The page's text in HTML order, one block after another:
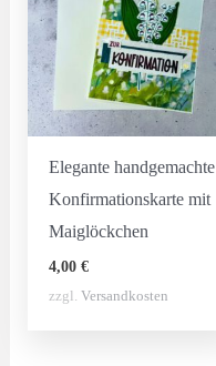
Elegante handgemachte
Konfirmationskarte mit
Maiglöckchen
4,00 €
zzgl. Versandkosten